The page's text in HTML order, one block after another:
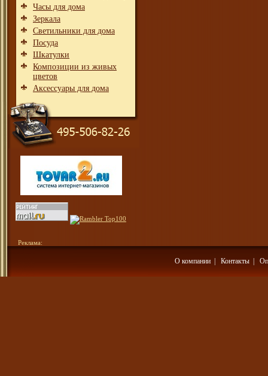
Часы для дома
Зеркала
Светильники для дома
Посуда
Шкатулки
Композиции из живых
цветов
Аксессуары для дома
Реклама:
О компании Контакты